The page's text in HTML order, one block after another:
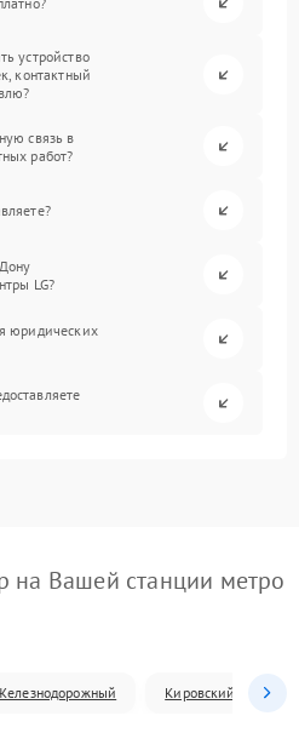
устройство
контактный
связь в
работ?
LG?
юридических
на Вашей станции метро
Кировский